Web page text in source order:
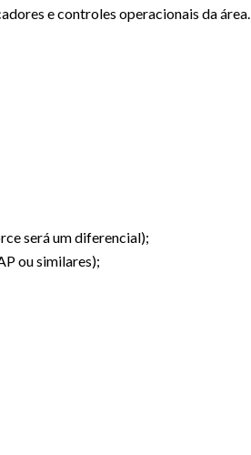
e controles operacionais da área.
será um diferencial);
ou similares);